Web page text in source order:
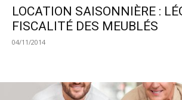
LOCATION SAISONNIÈRE :
FISCALITÉ DES MEUBLÉS
04/11/2014